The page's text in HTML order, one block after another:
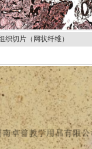
织切片（网状纤维）